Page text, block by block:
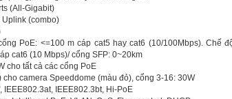
(All-Gigabit)
Uplink (combo)
PoE: <=100 m cáp cat5 hay cat6 (10/100Mbps). Chế
cat6 (10 Mbps)/ cổng SFP: 0~20km
cho tất cả các cổng PoE
camera Speeddome (màu đỏ), cổng 3-16: 30W
IEEE802.3at, IEEE802.3bt, Hi-PoE